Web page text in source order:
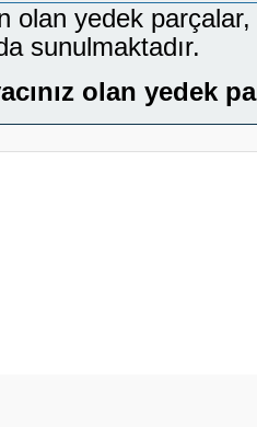
olan yedek
sunulmaktadır.
olan yedek